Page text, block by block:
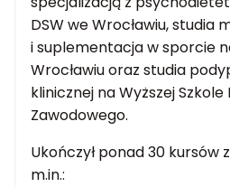
DSW we Wrocławiu, studia
i suplementacja w sporcie
Wrocławiu oraz studia
klinicznej na Wyższej Szkole
Zawodowego.
Ukończył ponad 30 kursów
m.in.: